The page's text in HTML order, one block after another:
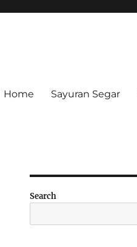
Home Sayuran Segar
Search